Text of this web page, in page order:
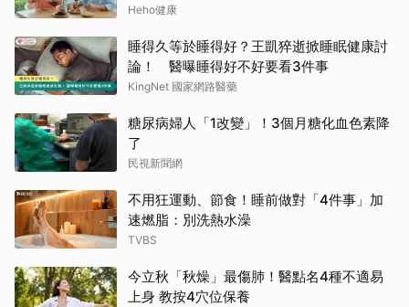
潤燥
Heho健康
睡得久等於睡得好？王凱猝逝掀睡眠健康討
論！ 醫曝睡得好不好要看3件事
KingNet 國家網路醫藥
糖尿病婦人「1改變」！3個月糖化血色素降
了
民視新聞網
不用狂運動、節食！睡前做對「4件事」加
速燃脂：別洗熱水澡
TVBS
今立秋「秋燥」最傷肺！醫點名4種不適易
上身 教按4穴位保養